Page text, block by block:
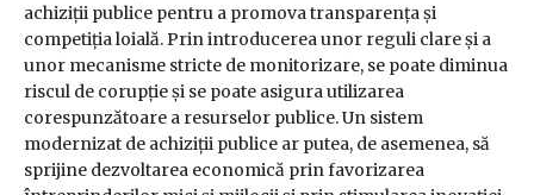
achiziții publice pentru a promova transparența și
competiția loială. Prin introducerea unor reguli clare și a
unor mecanisme stricte de monitorizare, se poate diminua
riscul de corupție și se poate asigura utilizarea
corespunzătoare a resurselor publice. Un sistem
modernizat de achiziții publice ar putea, de asemenea, să
sprijine dezvoltarea economică prin favorizarea